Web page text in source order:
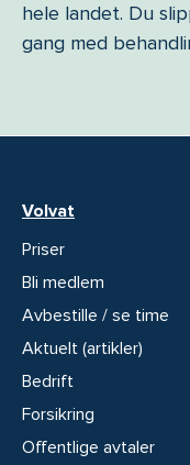
hele landet. Du
gang med
Volvat
Priser
Bli medlem
Avbestille / se time
Aktuelt (artikler)
Bedrift
Forsikring
Offentlige avtaler